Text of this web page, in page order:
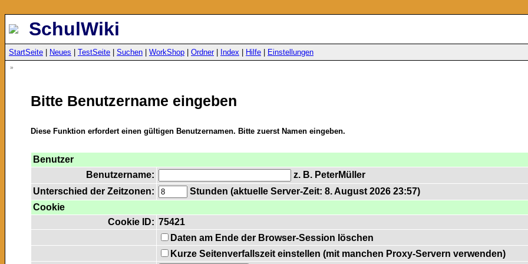
SchulWiki
StartSeite Neues TestSeite Suchen WorkShop Ordner| Index Hilfe Einstellungen
»
Bitte Benutzername eingeben
Diese Funktion erfordert einen gültigen Benutzernamen. Bitte zuerst Namen eingeben.
Benutzer
Benutzername:
z. B. PeterMüller
Unterschied der Zeitzonen:
Stunden (aktuelle Server-Zeit: 8. August 2026 23:57)
Cookie
Cookie ID: 75421
Daten am Ende der Browser-Session löschen
Kurze Seitenverfallszeit einstellen (mit manchen Proxy-Servern verwenden)